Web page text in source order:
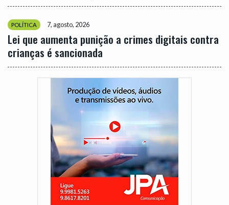
POLÍTICA 7, agosto, 2026
Lei que aumenta punição a crimes digitais contra
crianças é sancionada